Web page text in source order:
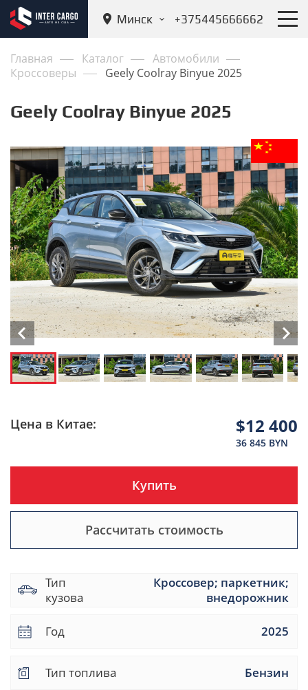
Минск +375445666662
Главная Каталог
Автомобили
Кроссоверы
Geely Coolray Binyue 2025
Geely Coolray Binyue 2025
Цена в Китае: $12 400
36 845 BYN
Купить
Рассчитать стоимость
Тип
кузова
Кроссовер; паркетник;
внедорожник
Год 2025
Тип топлива Бензин